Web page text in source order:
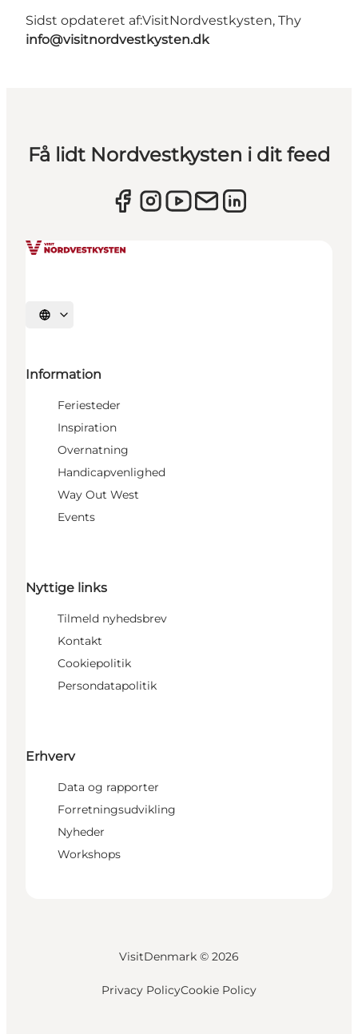
Sidst opdateret af:VisitNordvestkysten, Thy
info@visitnordvestkysten.dk
Få lidt Nordvestkysten i dit feed
Vælg sprog
Information
Feriesteder
Inspiration
Overnatning
Handicapvenlighed
Way Out West
Events
Nyttige links
Tilmeld nyhedsbrev
Kontakt
Cookiepolitik
Persondatapolitik
Erhverv
Data og rapporter
Forretningsudvikling
Nyheder
Workshops
VisitDenmark © 2026
Privacy PolicyCookie Policy